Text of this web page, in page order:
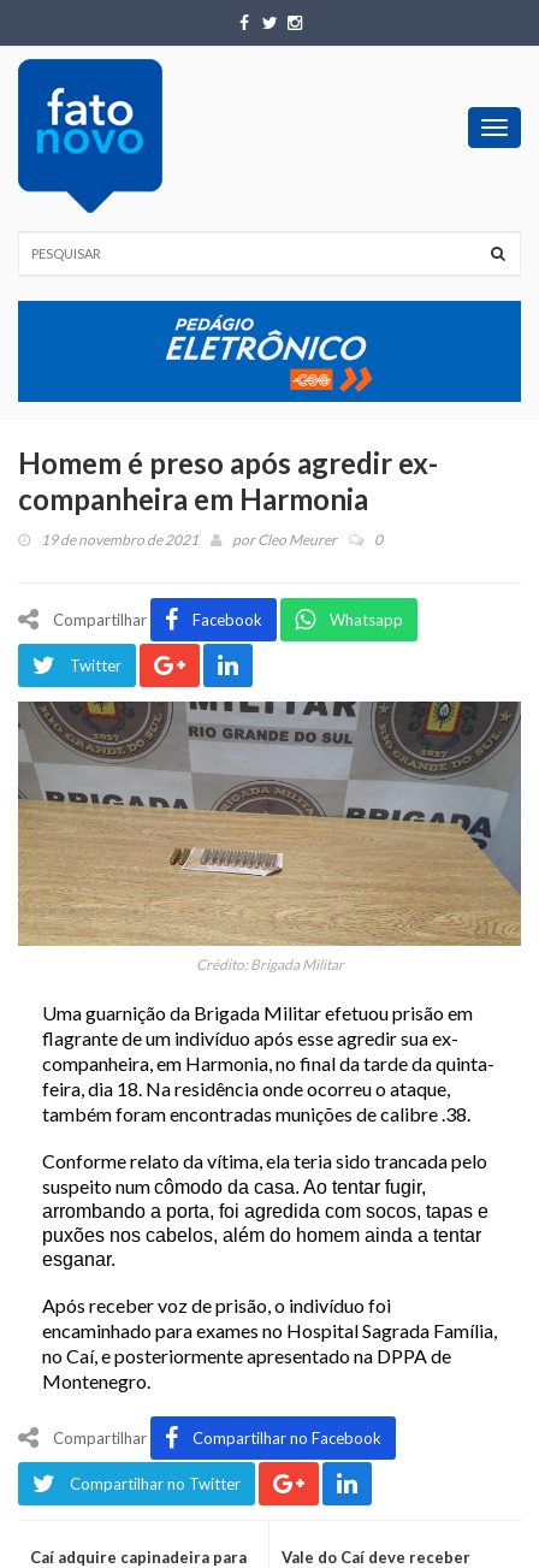
Homem é preso após agredir ex-
companheira em Harmonia
19 de novembro de 2021 porCleo Meurer 0
Compartilhar Facebook Whatsapp
Twitter
Crédito: Brigada Militar
Uma guarnição da Brigada Militar efetuou prisão em
flagrante de um indivíduo após esse agredir sua ex-
companheira, em Harmonia, no final da tarde da quinta-
feira, dia 18. Na residência onde ocorreu o ataque,
também foram encontradas munições de calibre .38.
Conforme relato da vítima, ela teria sido trancada pelo
suspeito numcômodo da casa. Ao tentar fugir,
arrombando a porta, foi agredida com socos, tapas e
puxões nos cabelos, além do homem ainda a tentar
esganar.
Após receber voz de prisão, o indivíduo foi
encaminhado para exames no Hospital Sagrada Família,
no Caí, e posteriormente apresentado na DPPA de
Montenegro.
Compartilhar Compartilhar no Facebook
Compartilhar no Twitter
Caí adquire capinadeira para
Vale do Caí deve receber